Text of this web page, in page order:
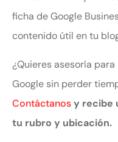
ficha de Google
contenido útil en tu
¿Quieres asesoría
Google sin perder
Contáctanosy recibe
tu rubro y ubicación.